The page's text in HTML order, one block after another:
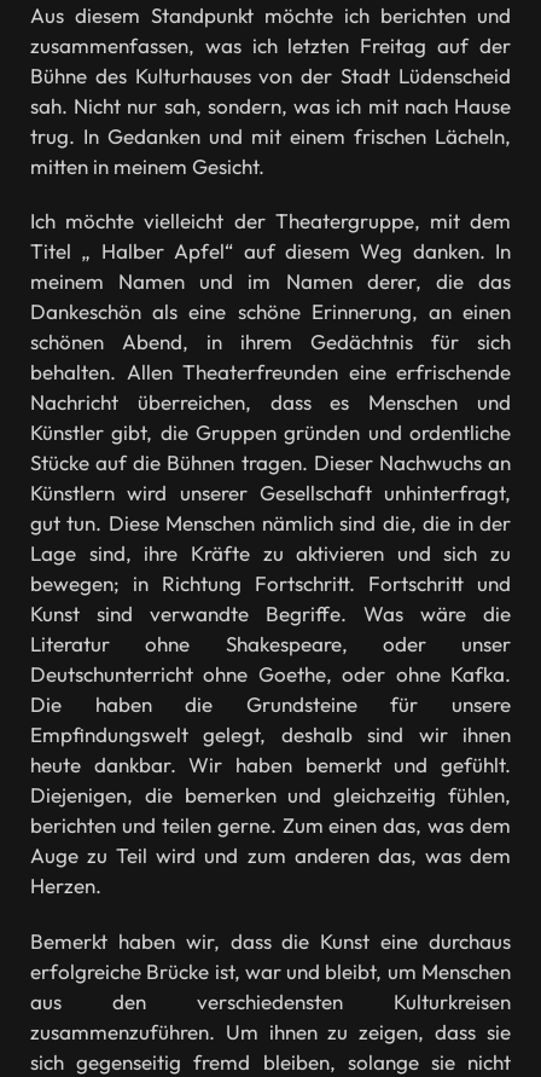
Aus diesem Standpunkt möchte ich berichten und
zusammenfassen, was ich letzten Freitag auf der
Bühne des Kulturhauses von der Stadt Lüdenscheid
sah. Nicht nur sah, sondern, was ich mit nach Hause
trug. In Gedanken und mit einem frischen Lächeln,
mitten in meinem Gesicht.
Ich möchte vielleicht der Theatergruppe, mit dem
Titel „ Halber Apfel“ auf diesem Weg danken. In
meinem Namen und im Namen derer, die das
Dankeschön als eine schöne Erinnerung, an einen
schönen Abend, in ihrem Gedächtnis für sich
behalten. Allen Theaterfreunden eine erfrischende
Nachricht überreichen, dass es Menschen und
Künstler gibt, die Gruppen gründen und ordentliche
Stücke auf die Bühnen tragen. Dieser Nachwuchs an
Künstlern wird unserer Gesellschaft unhinterfragt,
gut tun. Diese Menschen nämlich sind die, die in der
Lage sind, ihre Kräfte zu aktivieren und sich zu
bewegen; in Richtung Fortschritt. Fortschritt und
Kunst sind verwandte Begriffe. Was wäre die
Literatur ohne Shakespeare, oder unser
Deutschunterricht ohne Goethe, oder ohne Kafka.
Die haben die Grundsteine für unsere
Empfindungswelt gelegt, deshalb sind wir ihnen
heute dankbar. Wir haben bemerkt und gefühlt.
Diejenigen, die bemerken und gleichzeitig fühlen,
berichten und teilen gerne. Zum einen das, was dem
Auge zu Teil wird und zum anderen das, was dem
Herzen.
Bemerkt haben wir, dass die Kunst eine durchaus
erfolgreiche Brücke ist, war und bleibt, um Menschen
aus den verschiedensten Kulturkreisen
zusammenzuführen. Um ihnen zu zeigen, dass sie
sich gegenseitig fremd bleiben, solange sie nicht